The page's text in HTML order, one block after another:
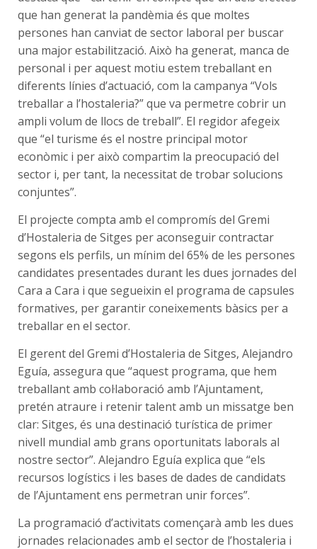
que han generat la pandèmia és que moltes
persones han canviat de sector laboral per buscar
una major estabilització. Això ha generat, manca de
personal i per aquest motiu estem treballant en
diferents línies d’actuació, com la campanya “Vols
treballar a l’hostaleria?” que va permetre cobrir un
ampli volum de llocs de treball”. El regidor afegeix
que “el turisme és el nostre principal motor
econòmic i per això compartim la preocupació del
sector i, per tant, la necessitat de trobar solucions
conjuntes”.
El projecte compta amb el compromís del Gremi
d’Hostaleria de Sitges per aconseguir contractar
segons els perfils, un mínim del 65% de les persones
candidates presentades durant les dues jornades del
Cara a Cara i que segueixin el programa de capsules
formatives, per garantir coneixements bàsics per a
treballar en el sector.
El gerent del Gremi d’Hostaleria de Sitges, Alejandro
Eguía, assegura que “aquest programa, que hem
treballant amb col·laboració amb l’Ajuntament,
pretén atraure i retenir talent amb un missatge ben
clar: Sitges, és una destinació turística de primer
nivell mundial amb grans oportunitats laborals al
nostre sector”. Alejandro Eguía explica que “els
recursos logístics i les bases de dades de candidats
de l’Ajuntament ens permetran unir forces”.
La programació d’activitats començarà amb les dues
jornades relacionades amb el sector de l’hostaleria i